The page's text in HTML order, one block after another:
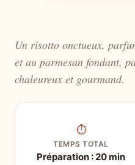
Un risotto onctueux,
et au parmesan fondant,
chaleureux et gourmand.
⏱
TEMPS TOTAL
Préparation : 20 min